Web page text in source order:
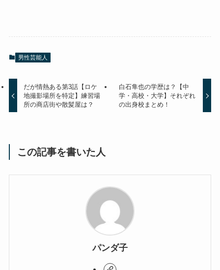
男性芸能人
だが情熱ある第3話【ロケ
地撮影場所を特定】練習場
所の商店街や散髪屋は？
白石隼也の学歴は？【中
学・高校・大学】それぞれ
の出身校まとめ！
この記事を書いた人
パンダ子